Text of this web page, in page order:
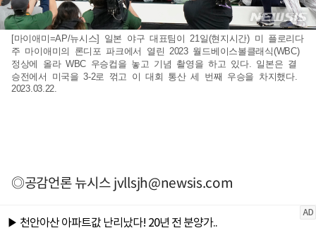
[마이애미=AP/뉴시스] 일본 야구 대표팀이 21일(현지시간) 미 플로리다
주 마이애미의 론디포 파크에서 열린 2023 월드베이스볼클래식(WBC)
정상에 올라 WBC 우승컵을 놓고 기념 촬영을 하고 있다. 일본은 결
승전에서 미국을 3-2로 꺾고 이 대회 통산 세 번째 우승을 차지했다.
2023.03.22.
◎공감언론 뉴시스jvllsjh@newsis.com